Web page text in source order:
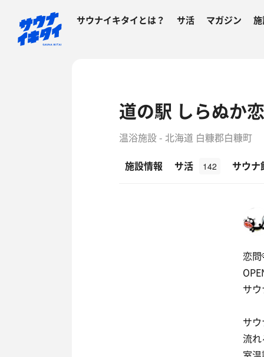
サウナイキタイとは？ サ活 マガジン
道の駅 しらぬか
温浴施設 - 北海道 白糠郡白糠町
施設情報
サ活 142 サウナ
恋
サ
サ
流